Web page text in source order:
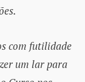
com futilidade
um lar para